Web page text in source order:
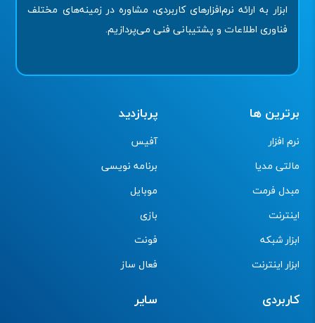
ابزار به ارائه نرم‌افزارهای کاربردی، مشاوره در زمینه‌های مختلف
فناوری اطلاعات و پشتیبانی فنی می‌پردازیم.
برترین ها
نرم افزار
مالتی مدیا
مبدل فرمت
اینترنت
ابزار شبکه
ابزار اینترنت
پربازدید
آفیس
برنامه نویسی
موبایل
بازی
فونت
فعال ساز
کاربردی سایر